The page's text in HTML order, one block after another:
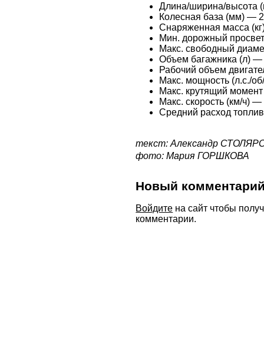
Длина/ширина/высота
Колесная база (мм) —
Снаряженная масса
Мин. дорожный
Макс. свободный
Объем багажника (л) —
Рабочий объем
Макс. мощность (л.с./
Макс. крутящий
Макс. скорость (км/ч) —
Средний расход
текст: Александр
фото: Мария ГОРШКОВА
Новый
Войдите на сайт чтобы
комментарии.